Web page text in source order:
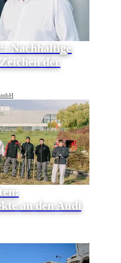
Nachhaltige
der
an den Audi